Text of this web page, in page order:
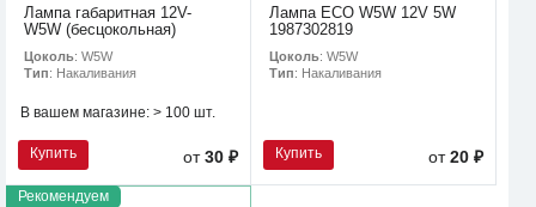
Лампа габаритная 12V-
W5W (бесцокольная)
Цоколь: W5W
Тип: Накаливания
В вашем магазине: > 100 шт.
Купить от30 ₽
Лампа ECO W5W 12V 5W
1987302819
Цоколь: W5W
Тип: Накаливания
Купить от20 ₽
Рекомендуем